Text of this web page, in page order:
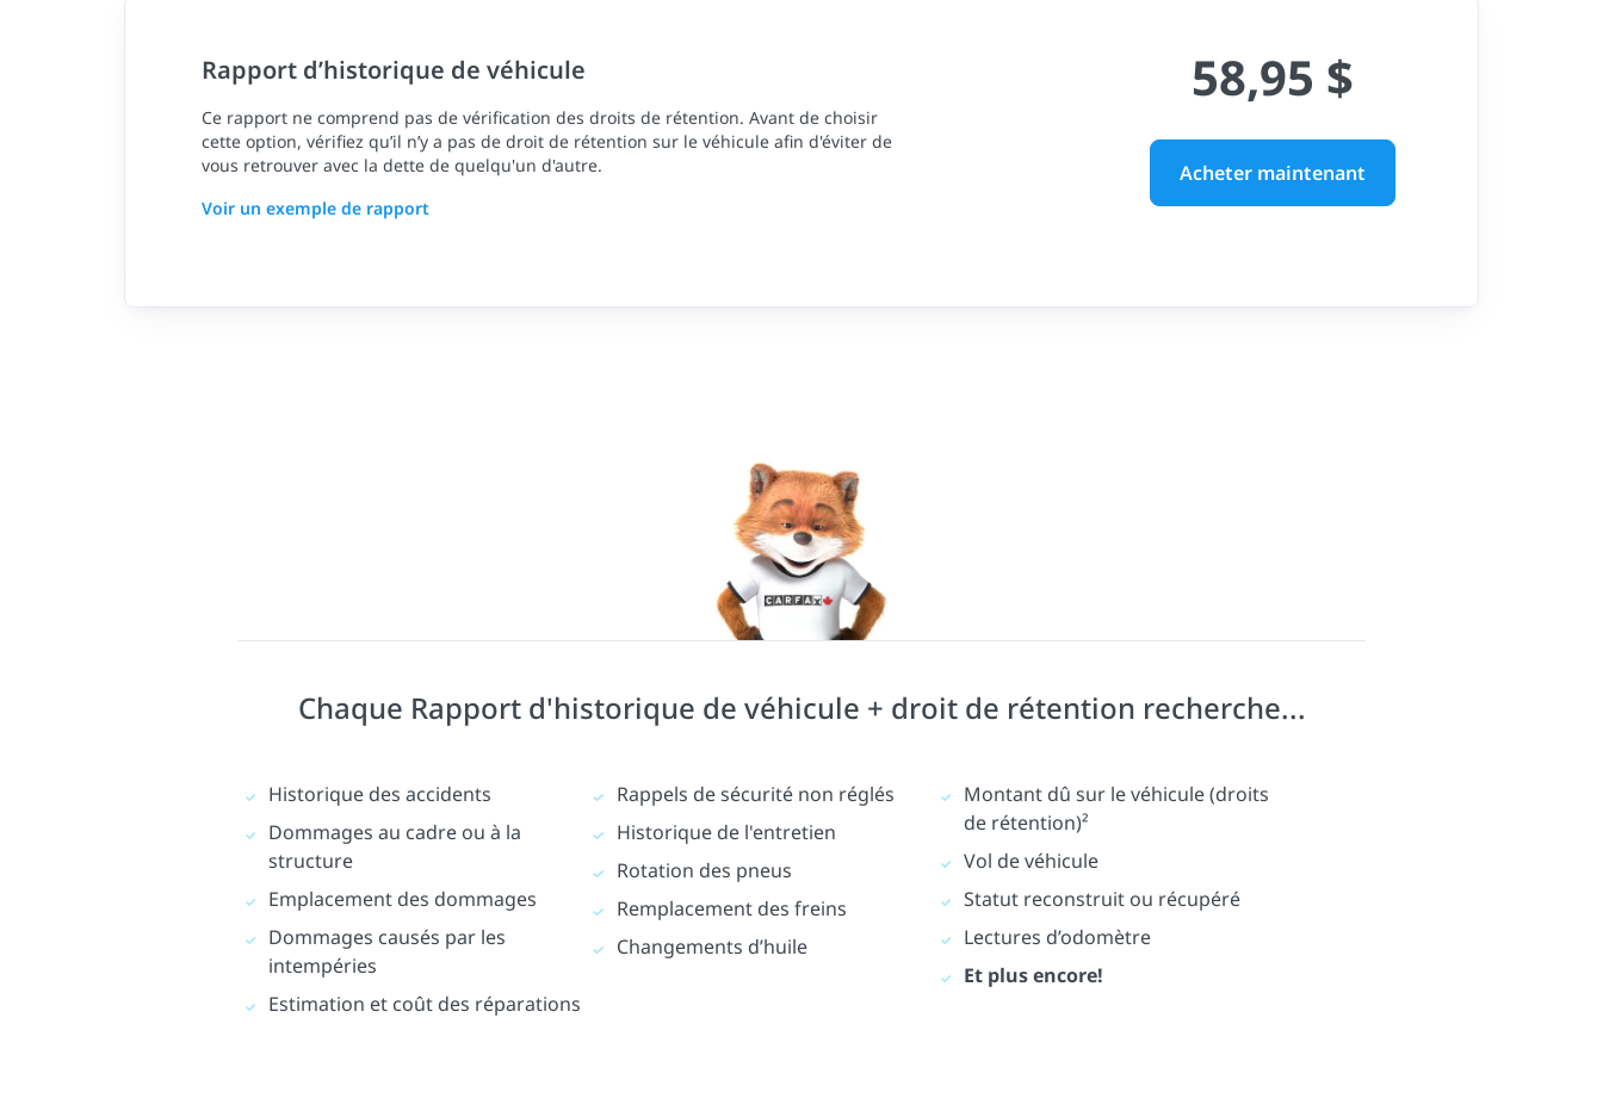
Rapport d’historique de véhicule
Ce rapport ne comprend pas de vérification des droits de rétention. Avant de choisir
cette option, vérifiez qu’il n’y a pas de droit de rétention sur le véhicule afin d'éviter de
vous retrouver avec la dette de quelqu'un d'autre.
Voir un exemple de rapport
58,95 $
Acheter maintenant
Chaque Rapport d'historique de véhicule + droit de rétention recherche...
Historique des accidents
Dommages au cadre ou à la
structure
Emplacement des dommages
Dommages causés par les
intempéries
Estimation et coût des réparations
Rappels de sécurité non réglés
Historique de l'entretien
Rotation des pneus
Remplacement des freins
Changements d’huile
Montant dû sur le véhicule (droits
de rétention)²
Vol de véhicule
Statut reconstruit ou récupéré
Lectures d’odomètre
Et plus encore!